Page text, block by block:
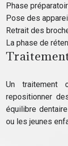
Phase
Pose des
Retrait des
La phase de
Un traitement
repositionner
équilibre
ou les jeunes